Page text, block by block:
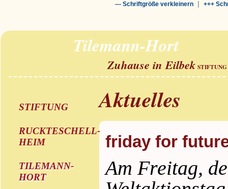
--- Schriftgröße verkleinern| +++
Tilemann-Hort
Zuhause in Eilbek
STIFTUNG
RUCKTESCHELL-
HEIM
TILEMANN-
HORT
Aktuelles
friday for
Am Freitag,